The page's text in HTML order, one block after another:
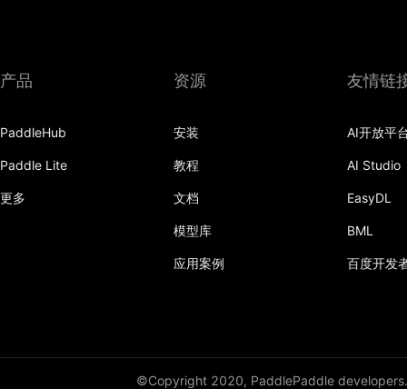
产品
PaddleHub
Paddle Lite
更多
资源
安装
教程
文档
模型库
应用案例
友情链
AI开放平
AI Studio
EasyDL
BML
百度开发
©Copyright 2020, PaddlePaddle developers.